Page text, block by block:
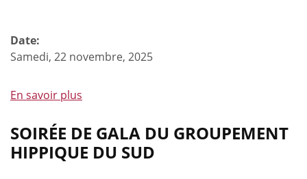
Date:
Samedi, 22 novembre, 2025
En savoir plus
de
Nuit
du
SOIRÉE DE GALA DU GROUPEMENT
HIPPIQUE DU SUD